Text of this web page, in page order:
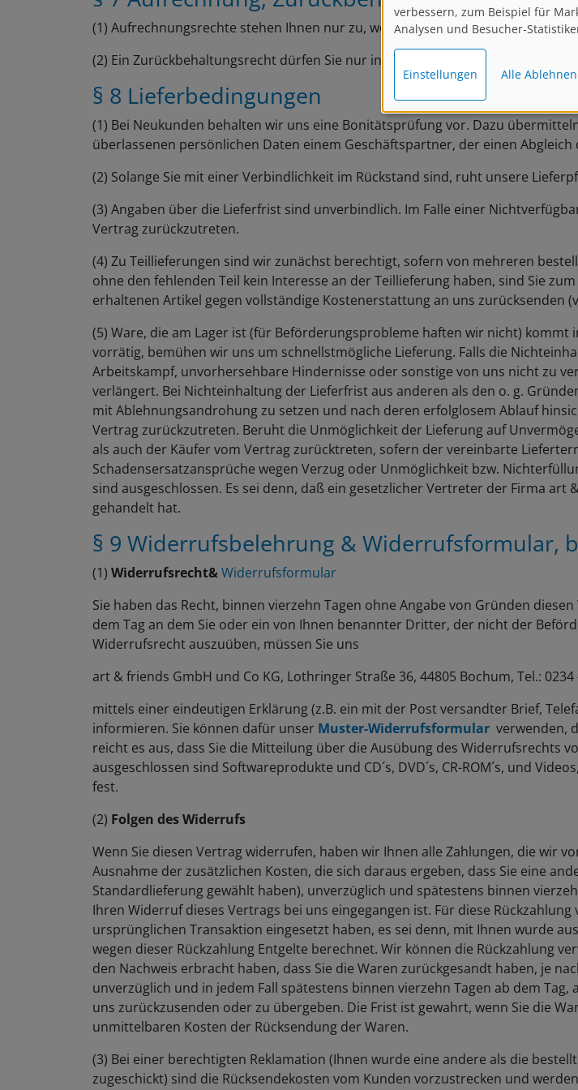
(1) Aufrechnungsrechte stehen Ihnen nur zu, wenn Ihre Gegenansprüche
(2) Ein Zurückbehaltungsrecht dürfen Sie nur insoweit ausüben, als Ihr
§ 8 Lieferbedingungen
(1) Bei Neukunden behalten wir uns eine Bonitätsprüfung vor. Dazu
überlassenen persönlichen Daten einem Geschäftspartner, der einen Abgleich
(2) Solange Sie mit einer Verbindlichkeit im Rückstand sind, ruht unsere
(3) Angaben über die Lieferfrist sind unverbindlich. Im Falle einer
Vertrag zurückzutreten.
(4) Zu Teillieferungen sind wir zunächst berechtigt, sofern von mehreren
ohne den fehlenden Teil kein Interesse an der Teillieferung haben, sind Sie
erhaltenen Artikel gegen vollständige Kostenerstattung an uns zurücksenden
(5) Ware, die am Lager ist (für Beförderungsprobleme haften wir nicht)
vorrätig, bemühen wir uns um schnellstmögliche Lieferung. Falls die
Arbeitskampf, unvorhersehbare Hindernisse oder sonstige von uns nicht zu
verlängert. Bei Nichteinhaltung der Lieferfrist aus anderen als den o. g.
mit Ablehnungsandrohung zu setzen und nach deren erfolglosem Ablauf
Vertrag zurückzutreten. Beruht die Unmöglichkeit der Lieferung auf
als auch der Käufer vom Vertrag zurücktreten, sofern der vereinbarte
Schadensersatzansprüche wegen Verzug oder Unmöglichkeit bzw.
sind ausgeschlossen. Es sei denn, daß ein gesetzlicher Vertreter der Firma
gehandelt hat.
§ 9 Widerrufsbelehrung & Widerrufsformular
(1) Widerrufsrecht& Widerrufsformular
Sie haben das Recht, binnen vierzehn Tagen ohne Angabe von Gründen
dem Tag an dem Sie oder ein von Ihnen benannter Dritter, der nicht der
Widerrufsrecht auszuüben, müssen Sie uns
art & friends GmbH und Co KG, Lothringer Straße 36, 44805 Bochum, Tel.: 0234
mittels einer eindeutigen Erklärung (z.B. ein mit der Post versandter Brief,
informieren. Sie können dafür unser Muster-Widerrufsformular verwenden,
reicht es aus, dass Sie die Mitteilung über die Ausübung des Widerrufsrechts
ausgeschlossen sind Softwareprodukte und CD´s, DVD´s, CR-ROM´s, und
fest.
(2) Folgen des Widerrufs
Wenn Sie diesen Vertrag widerrufen, haben wir Ihnen alle Zahlungen, die wir
Ausnahme der zusätzlichen Kosten, die sich daraus ergeben, dass Sie eine
Standardlieferung gewählt haben), unverzüglich und spätestens binnen
Ihren Widerruf dieses Vertrags bei uns eingegangen ist. Für diese
ursprünglichen Transaktion eingesetzt haben, es sei denn, mit Ihnen wurde
wegen dieser Rückzahlung Entgelte berechnet. Wir können die Rückzahlung
den Nachweis erbracht haben, dass Sie die Waren zurückgesandt haben, je
unverzüglich und in jedem Fall spätestens binnen vierzehn Tagen ab dem
uns zurückzusenden oder zu übergeben. Die Frist ist gewahrt, wenn Sie die
unmittelbaren Kosten der Rücksendung der Waren.
(3) Bei einer berechtigten Reklamation (Ihnen wurde eine andere als die
zugeschickt) sind die Rücksendekosten vom Kunden vorzustrecken und
Analysen und Besucher-